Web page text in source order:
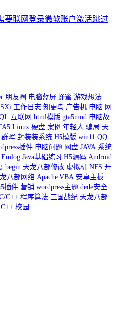
要联网登录微软账户激活跳过
朋友圈 电脑蓝屏 蜂蜜 游戏想法
工作日志 知更鸟 广告机 电脑 网
互联网 html模版 gta5mod 电脑故
Linux 硬盘 案例 年轻人 骗局 天
群晖 封装装系统 H5模版 win11 QQ
插件 电脑问题 网盘 JAVA 系统
Emlog Java基础练习 H5源码 Android
begin 天龙八部修改 虚拟机 NFS 开
八部网络 Apache VBA 安卓主板
插件 营销 wordpress主题 dede安全
C/C++ 程序算法 三国战纪 天龙八部
校园